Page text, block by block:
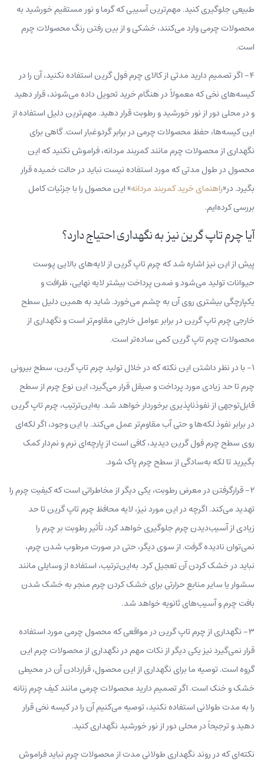
طبیعی جلوگیری کنید. مهم‌ترین آسیبی که گرما و نور مستقیم خورشید به
محصولات چرمی وارد می‌کنند، خشکی و از بین رفتن رنگ محصولات چرم
است.
۴- اگر تصمیم دارید مدتی از کالای چرم فول گرین استفاده نکنید، آن را در
کیسه‌های نخی که معمولاً در هنگام خرید تحویل داده می‌شوند، قرار دهید
و در محلی دور از نور خورشید و رطوبت قرار دهید. مهم‌ترین دلیل استفاده از
این کیسه‌ها، حفظ محصولات چرمی در برابر گردوغبار است. گاهی برای
نگهداری از محصولات چرم مانند کمربند مردانه، فراموش نکنید که این
محصول در طول مدتی که مورد استفاده نیست نباید در حالت خمیده قرار
بگیرد. در«راهنمای خرید کمربند مردانه» این محصول را با جزئیات کامل
بررسی کرده‌ایم.
آیا چرم تاپ گرین نیز به نگهداری احتیاج دارد؟
پیش از این نیز اشاره شد که چرم تاپ گرین از لایه‌های بالایی پوست
حیوانات تولید می‌شود و ضمن پرداخت بیشتر لایه نهایی، ظرافت و
یکپارچگی بیشتری روی آن به چشم می‌خورد. شاید به همین دلیل سطح
خارجی چرم تاپ گرین در برابر عوامل خارجی مقاوم‌تر است و نگهداری از
محصولات چرم تاپ گرین کمی ساده‌تر است.
۱- با در نظر داشتن این نکته که در خلال تولید چرم تاپ گرین، سطح بیرونی
چرم تا حد زیادی مورد پرداخت و صیقل قرار می‌گیرد، این نوع چرم از سطح
قابل‌توجهی از نفوذناپذیری برخوردار خواهد شد. به‌این‌ترتیب، چرم تاپ گرین
در برابر نفوذ لکه‌ها و حتی آب مقاوم‌تر عمل می‌کند. با این وجود، اگر لکه‌ای
روی سطح چرم فول گرین دیدید، کافی است از پارچه‌ای نرم و نم‌دار کمک
بگیرید تا لکه به‌سادگی از سطح چرم پاک شود.
۲- قرارگرفتن در معرض رطوبت، یکی دیگر از مخاطراتی است که کیفیت چرم را
تهدید می‌کند. اگرچه در این مورد نیز، لایه محافظ چرم تاپ گرین تا حد
زیادی از آسیب‌‌دیدن چرم جلوگیری خواهد کرد، تأثیر رطوبت بر چرم را
نمی‌توان نادیده گرفت. از سوی دیگر، حتی در صورت مرطوب شدن چرم،
نباید در خشک کردن آن تعجیل کرد. به‌این‌ترتیب، استفاده از وسایلی مانند
سشوار یا سایر منابع حرارتی برای خشک کردن چرم منجر به خشک شدن
بافت چرم و آسیب‌های ثانویه خواهد شد.
۳- نگهداری از چرم تاپ گرین در مواقعی که محصول چرمی مورد استفاده
قرار نمی‌گیرد نیز یکی دیگر از نکات مهم در نگهداری از محصولات چرم این
گروه است. توصیه ما برای نگهداری از این محصول، قراردادن آن در محیطی
خشک و خنک است. اگر تصمیم دارید محصولات چرمی مانند کیف چرم زنانه
را به مدت طولانی استفاده نکنید، توصیه می‌کنیم آن را در کیسه نخی قرار
دهید و ترجیحاً در محلی دور از نور خورشید نگهداری کنید.
نکته‌ای که در روند نگهداری طولانی مدت از محصولات چرم نباید فراموش